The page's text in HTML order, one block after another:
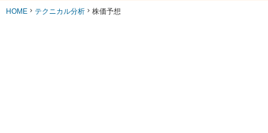
7月29日 日経225シグナル点灯
HOME テクニカル分析 株価予想